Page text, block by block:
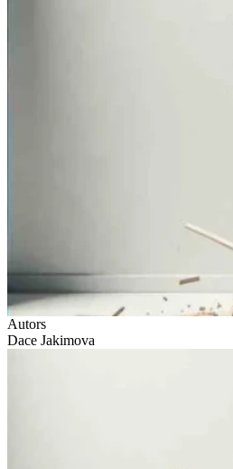
Autors
Dace Jakimova